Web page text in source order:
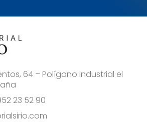
64 – Polígono Industrial el
23 52 90